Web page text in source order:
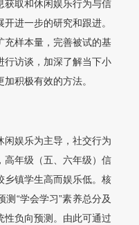
获取和休闲娱乐行为与信
进一步的研究和跟进。
充样本量，完善被试的基
行访谈，加深了解当下小
积极有效的方法。
闲娱乐为主导，社交行为
高年级（五、六年级）信
乡镇学生高而娱乐低。核
“学会学习”素养总分及
性负向预测。由此可通过